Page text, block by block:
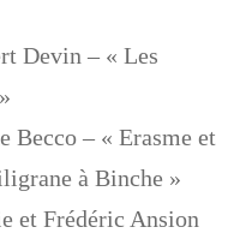
Devin – « Les
Becco – « Erasme et
à Binche »
et Frédéric Ansion